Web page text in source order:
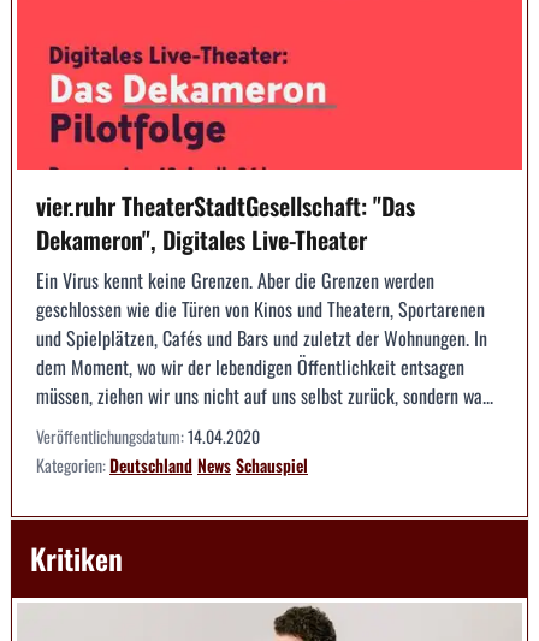
vier.ruhr TheaterStadtGesellschaft: "Das
Dekameron", Digitales Live-Theater
Ein Virus kennt keine Grenzen. Aber die Grenzen werden
geschlossen wie die Türen von Kinos und Theatern, Sportarenen
und Spielplätzen, Cafés und Bars und zuletzt der Wohnungen. In
dem Moment, wo wir der lebendigen Öffentlichkeit entsagen
müssen, ziehen wir uns nicht auf uns selbst zurück, sondern wa...
Veröffentlichungsdatum:14.04.2020
Kategorien:DeutschlandNewsSchauspiel
Kritiken